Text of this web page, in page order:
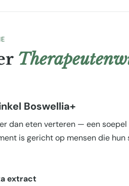
Boswellia+
dan eten verteren — een
is gericht op mensen die
extract